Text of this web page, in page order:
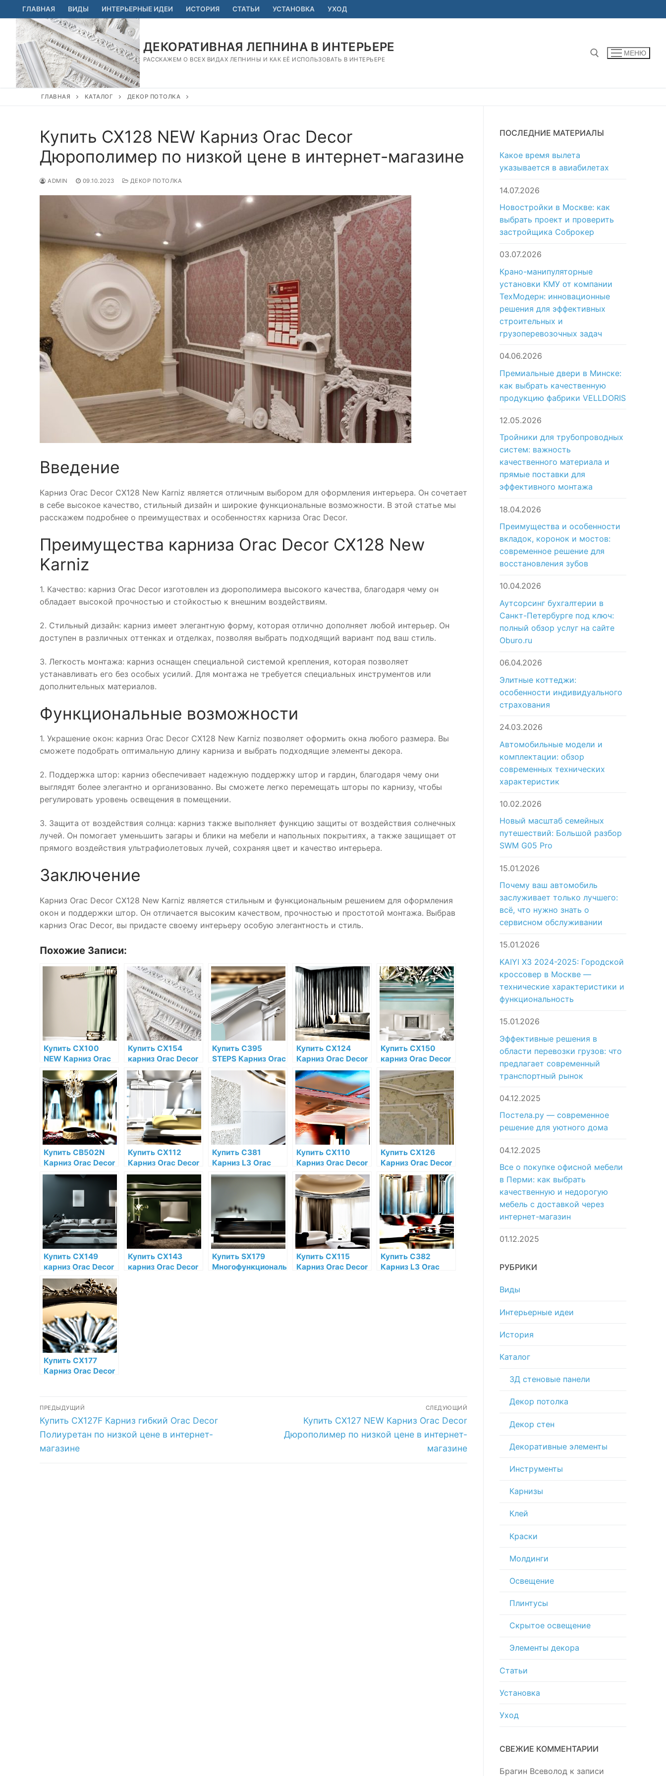
Перейти
к
содержимому
ГЛАВНАЯ ВИДЫ ИНТЕРЬЕРНЫЕ ИДЕИ ИСТОРИЯ СТАТЬИ УСТАНОВКА УХОД
ДЕКОРАТИВНАЯ ЛЕПНИНА В ИНТЕРЬЕРЕ
РАССКАЖЕМ О ВСЕХ ВИДАХ ЛЕПНИНЫ И КАК ЕЁ ИСПОЛЬЗОВАТЬ В ИНТЕРЬЕРЕ
МЕНЮ
ГЛАВНАЯ КАТАЛОГ ДЕКОР ПОТОЛКА
Купить CX128 NEW Карниз Orac Decor
Дюрополимер по низкой цене в интернет-магазине
ADMIN 09.10.2023 ДЕКОР ПОТОЛКА
Введение
Карниз Orac Decor CX128 New Karniz является отличным выбором для оформления интерьера. Он сочетает
в себе высокое качество, стильный дизайн и широкие функциональные возможности. В этой статье мы
расскажем подробнее о преимуществах и особенностях карниза Orac Decor.
Преимущества карниза Orac Decor CX128 New
Karniz
1. Качество: карниз Orac Decor изготовлен из дюрополимера высокого качества, благодаря чему он
обладает высокой прочностью и стойкостью к внешним воздействиям.
2. Стильный дизайн: карниз имеет элегантную форму, которая отлично дополняет любой интерьер. Он
доступен в различных оттенках и отделках, позволяя выбрать подходящий вариант под ваш стиль.
3. Легкость монтажа: карниз оснащен специальной системой крепления, которая позволяет
устанавливать его без особых усилий. Для монтажа не требуется специальных инструментов или
дополнительных материалов.
Функциональные возможности
1. Украшение окон: карниз Orac Decor CX128 New Karniz позволяет оформить окна любого размера. Вы
сможете подобрать оптимальную длину карниза и выбрать подходящие элементы декора.
2. Поддержка штор: карниз обеспечивает надежную поддержку штор и гардин, благодаря чему они
выглядят более элегантно и организованно. Вы сможете легко перемещать шторы по карнизу, чтобы
регулировать уровень освещения в помещении.
3. Защита от воздействия солнца: карниз также выполняет функцию защиты от воздействия солнечных
лучей. Он помогает уменьшить загары и блики на мебели и напольных покрытиях, а также защищает от
прямого воздействия ультрафиолетовых лучей, сохраняя цвет и качество интерьера.
Заключение
Карниз Orac Decor CX128 New Karniz является стильным и функциональным решением для оформления
окон и поддержки штор. Он отличается высоким качеством, прочностью и простотой монтажа. Выбрав
карниз Orac Decor, вы придасте своему интерьеру особую элегантность и стиль.
Похожие Записи:
Купить CX100
NEW Карниз Orac
Decor
Дюрополимер по
низкой цене в
интернет-
магазине
Купить CX154
карниз Orac Decor
Дюрополимер по
низкой цене в
интернет-
магазине
Купить C395
STEPS Карниз Orac
Decor
Дюрополимер по
низкой цене в
интернет-
магазине
Купить CX124
Карниз Orac Decor
Дюрополимер
Orac Decor по
низкой цене в
интернет-
магазине
Купить CX150
карниз Orac Decor
Дюрополимер по
низкой цене в
интернет-
магазине
Купить CB502N
Карниз Orac Decor
Дюрофом Orac
цене в интернет-
магазине
Купить CX112
Карниз Orac Decor
Дюрополимер
Orac Decor по
низкой цене в
интернет-
магазине
Купить C381
Карниз L3 Orac
Decor Полиуретан
по низкой цене в
магазине
Купить CX110
Карниз Orac Decor
Дюрополимер
Orac Decor по
низкой цене в
интернет-
магазине
Купить CX126
Карниз Orac Decor
Дюрополимер по
низкой цене в
интернет-
магазине
Купить CX149
карниз Orac Decor
Дюрополимер по
низкой цене в
интернет-
магазине
Купить CX143
карниз Orac Decor
Купить SX179
Многофункциональный
Купить CX115
Карниз Orac Decor
Купить C382
Карниз L3 Orac
Купить CX177
Карниз Orac Decor
интернет-
магазине
Навигация
по
записям
ПРЕДЫДУЩИЙ
Предыдущая
запись:
Купить CX127F Карниз гибкий Orac Decor
Полиуретан по низкой цене в интернет-
магазине
СЛЕДУЮЩИЙ
Следующая
запись:
Купить CX127 NEW Карниз Orac Decor
Дюрополимер по низкой цене в интернет-
магазине
ПОСЛЕДНИЕ МАТЕРИАЛЫ
Какое время вылета
указывается в авиабилетах
14.07.2026
Новостройки в Москве: как
выбрать проект и проверить
застройщика Соброкер
03.07.2026
Крано-манипуляторные
установки КМУ от компании
ТехМодерн: инновационные
решения для эффективных
строительных и
грузоперевозочных задач
04.06.2026
Премиальные двери в Минске:
как выбрать качественную
продукцию фабрики VELLDORIS
12.05.2026
Тройники для трубопроводных
систем: важность
качественного материала и
прямые поставки для
эффективного монтажа
18.04.2026
Преимущества и особенности
вкладок, коронок и мостов:
современное решение для
восстановления зубов
10.04.2026
Аутсорсинг бухгалтерии в
Санкт-Петербурге под ключ:
полный обзор услуг на сайте
Oburo.ru
06.04.2026
Элитные коттеджи:
особенности индивидуального
страхования
24.03.2026
Автомобильные модели и
комплектации: обзор
современных технических
характеристик
10.02.2026
Новый масштаб семейных
путешествий: Большой разбор
SWM G05 Pro
15.01.2026
Почему ваш автомобиль
заслуживает только лучшего:
всё, что нужно знать о
сервисном обслуживании
15.01.2026
KAIYI X3 2024-2025: Городской
кроссовер в Москве —
технические характеристики и
функциональность
15.01.2026
Эффективные решения в
области перевозки грузов: что
предлагает современный
транспортный рынок
04.12.2025
Постела.ру — современное
решение для уютного дома
04.12.2025
Все о покупке офисной мебели
в Перми: как выбрать
качественную и недорогую
мебель с доставкой через
интернет-магазин
01.12.2025
РУБРИКИ
Виды
Интерьерные идеи
История
Каталог
3Д стеновые панели
Декор потолка
Декор стен
Декоративные элементы
Инструменты
Карнизы
Клей
Краски
Молдинги
Освещение
Плинтусы
Скрытое освещение
Элементы декора
Статьи
Установка
Уход
СВЕЖИЕ КОММЕНТАРИИ
Брагин Всеволод к записи